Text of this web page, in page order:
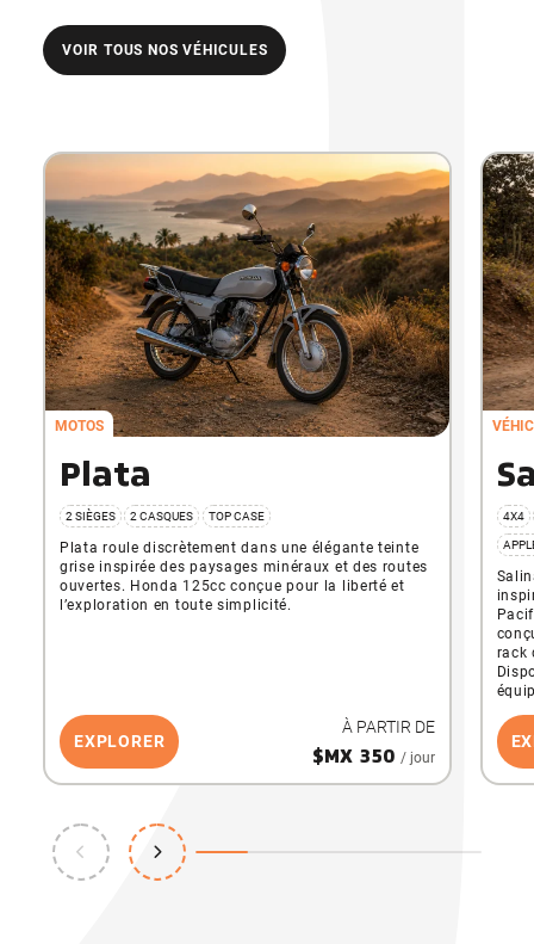
VOIR TOUS NOS VÉHICULES
MOTOS
Plata
2 SIÈGES 2 CASQUES TOP CASE
Plata roule discrètement dans une élégante teinte
grise inspirée des paysages minéraux et des routes
ouvertes. Honda 125cc conçue pour la liberté et
l’exploration en toute simplicité.
EXPLORER
À PARTIR DE
$MX 350 / jour
4X4
rack